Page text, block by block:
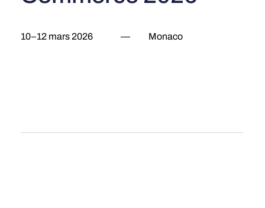
10–12 mars 2026 — Monaco